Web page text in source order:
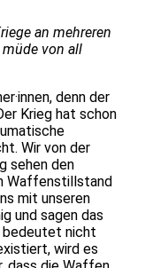
an mehreren
von all
denn der
Krieg hat schon
Wir von der
sehen den
Waffenstillstand
mit unseren
und sagen das
bedeutet nicht
wird es